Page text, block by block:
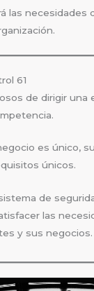
las necesidades
61
de dirigir una
es único,
únicos.
de
las
y sus negocios.